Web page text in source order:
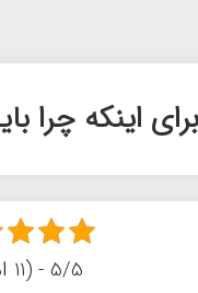
5/5 - (11 امتیاز)